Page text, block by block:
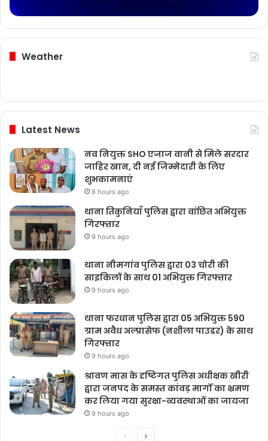
Weather
Latest News
नव नियुक्त SHO एजाज वानी से मिले सरदार
जाहिर खान, दी नई जिम्मेदारी के लिए
शुभकामनाएं
8 hours ago
थाना तिकुनियाँ पुलिस द्वारा वांछित अभियुक्त
गिरफ्तार
9 hours ago
थाना नीमगांव पुलिस द्वारा 03 चोरी की
साइकिलों के साथ 01 अभियुक्त गिरफ्तार
9 hours ago
थाना फरधान पुलिस द्वारा 05 अभियुक्त 590
ग्राम अवैध अल्प्रासेफ (नशीला पाउडर) के साथ
गिरफ्तार
9 hours ago
श्रावण मास के दृष्टिगत पुलिस अधीक्षक खीरी
द्वारा जनपद के समस्त कांवड़ मार्गों का भ्रमण
कर लिया गया सुरक्षा-व्यवस्थाओं का जायजा
9 hours ago
PreviousNext